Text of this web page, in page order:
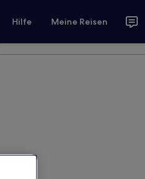
Hilfe Meine Reisen